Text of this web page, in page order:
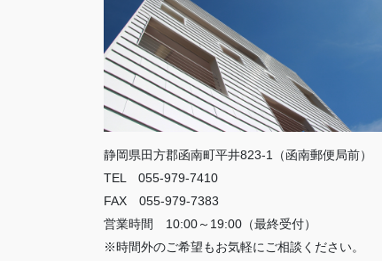
静岡県田方郡函南町平井823-1（函南郵便局前）
TEL 055-979-7410
FAX 055-979-7383
営業時間 10:00～19:00（最終受付）
※時間外のご希望もお気軽にご相談ください。